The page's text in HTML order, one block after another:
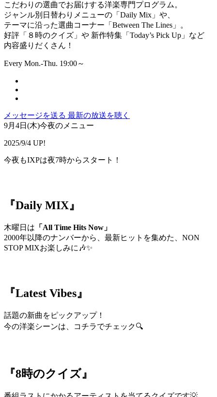
こだわりの選曲でお届けする洋楽専門プログラム。
ジャンル別日替わりメニューの「Daily Mix」や、
テーマに沿った選曲コーナー「Between The Lines」。
好評「８時のクイズ」や 新作特集「Today’s Pick Up」など
内容盛りだくさん！
Every Mon.-Thu. 19:00～
メッセージを送る 最新の放送を聴く
9月4日(木)今夜のメニュー
2025/9/4 UP!
今夜もIXPは夜7時からスタート！
『Daily MIX』
木曜日は 「All Time Hits Now」
2000年以降のナンバーから、最新ヒットを集めた、NON
STOP MIXお楽しみに🎶✨
『Latest Vibes』
話題の新曲をピックアップ！
今の洋楽シーンは、コチラでチェック🔍
『8時のクイズ』